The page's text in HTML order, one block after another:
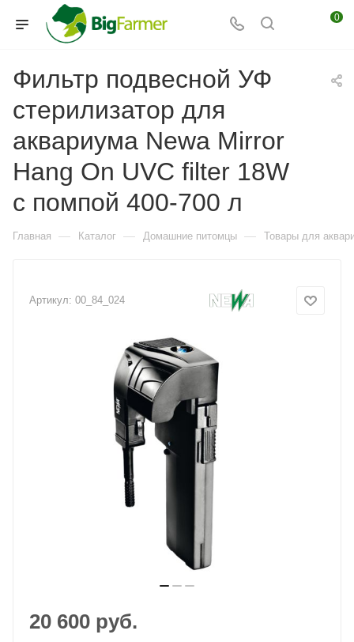
0
Фильтр подвесной УФ
стерилизатор для
аквариума Newa Mirror
Hang On UVC filter 18W
с помпой 400-700 л
Главная — Каталог — Домашние питомцы — Товары для
Артикул: 00_84_024
20 600 руб.